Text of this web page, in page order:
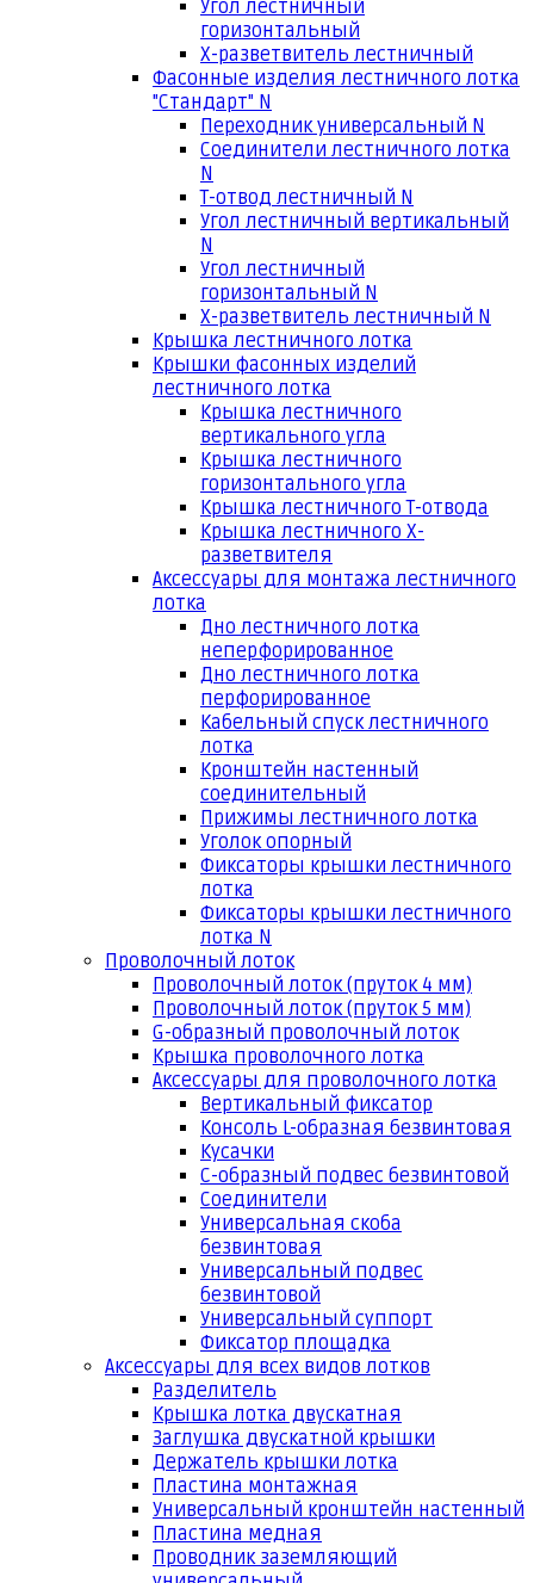
Угол лестничный
горизонтальный
Х-разветвитель лестничный
Фасонные изделия лестничного лотка
"Стандарт" N
Переходник универсальный N
Соединители лестничного лотка
N
Т-отвод лестничный N
Угол лестничный вертикальный
N
Угол лестничный
горизонтальный N
Х-разветвитель лестничный N
Крышка лестничного лотка
Крышки фасонных изделий
лестничного лотка
Крышка лестничного
вертикального угла
Крышка лестничного
горизонтального угла
Крышка лестничного Т-отвода
Крышка лестничного Х-
разветвителя
Аксессуары для монтажа лестничного
лотка
Дно лестничного лотка
неперфорированное
Дно лестничного лотка
перфорированное
Кабельный спуск лестничного
лотка
Кронштейн настенный
соединительный
Прижимы лестничного лотка
Уголок опорный
Фиксаторы крышки лестничного
лотка
Фиксаторы крышки лестничного
лотка N
Проволочный лоток
Проволочный лоток (пруток 4 мм)
Проволочный лоток (пруток 5 мм)
G-образный проволочный лоток
Крышка проволочного лотка
Аксессуары для проволочного лотка
Вертикальный фиксатор
Консоль L-образная безвинтовая
Кусачки
С-образный подвес безвинтовой
Соединители
Универсальная скоба
безвинтовая
Универсальный подвес
безвинтовой
Универсальный суппорт
Фиксатор площадка
Аксессуары для всех видов лотков
Разделитель
Крышка лотка двускатная
Заглушка двускатной крышки
Держатель крышки лотка
Пластина монтажная
Универсальный кронштейн настенный
Пластина медная
Проводник заземляющий